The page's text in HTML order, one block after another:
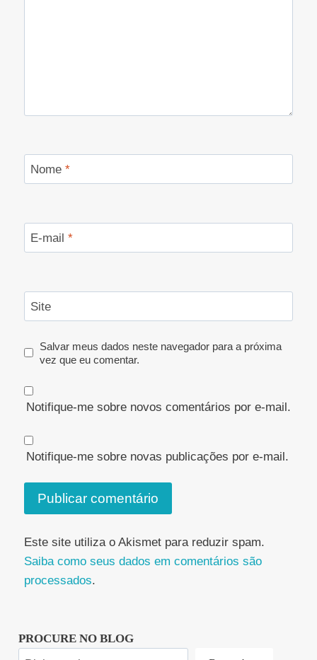
Nome *
E-mail *
Site
Salvar meus dados neste navegador para a próxima
vez que eu comentar.
Notifique-me sobre novos comentários por e-mail.
Notifique-me sobre novas publicações por e-mail.
Este site utiliza o Akismet para reduzir spam.
Saiba como seus dados em comentários são
processados.
PROCURE NO BLOG